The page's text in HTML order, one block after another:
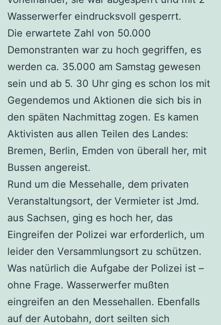
Wasserwerfer eindrucksvoll gesperrt.
Die erwartete Zahl von 50.000
Demonstranten war zu hoch gegriffen, es
werden ca. 35.000 am Samstag gewesen
sein und ab 5. 30 Uhr ging es schon los mit
Gegendemos und Aktionen die sich bis in
den späten Nachmittag zogen. Es kamen
Aktivisten aus allen Teilen des Landes:
Bremen, Berlin, Emden von überall her, mit
Bussen angereist.
Rund um die Messehalle, dem privaten
Veranstaltungsort, der Vermieter ist Jmd.
aus Sachsen, ging es hoch her, das
Eingreifen der Polizei war erforderlich, um
leider den Versammlungsort zu schützen.
Was natürlich die Aufgabe der Polizei ist –
ohne Frage. Wasserwerfer mußten
eingreifen an den Messehallen. Ebenfalls
auf der Autobahn, dort seilten sich